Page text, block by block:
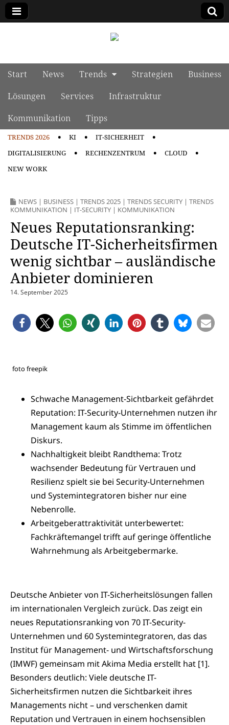
Main menu
Skip to content
Start News Trends Strategien
Business
Lösungen
Services
Infrastruktur
Kommunikation
Tipps
TRENDS 2026 KI
IT-SICHERHEIT
DIGITALISIERUNG
RECHENZENTRUM
CLOUD
NEW WORK
NEWS | BUSINESS | TRENDS 2025 | TRENDS SECURITY | TRENDS
KOMMUNIKATION | IT-SECURITY | KOMMUNIKATION
Neues Reputationsranking:
Deutsche IT-Sicherheitsfirmen
wenig sichtbar – ausländische
Anbieter dominieren
14. September 2025
foto freepik
Schwache Management-Sichtbarkeit gefährdet
Reputation: IT-Security-Unternehmen nutzen ihr
Management kaum als Stimme im öffentlichen
Diskurs.
Nachhaltigkeit bleibt Randthema: Trotz
wachsender Bedeutung für Vertrauen und
Resilienz spielt sie bei Security-Unternehmen
und Systemintegratoren bisher nur eine
Nebenrolle.
Arbeitgeberattraktivität unterbewertet:
Fachkräftemangel trifft auf geringe öffentliche
Wahrnehmung als Arbeitgebermarke.
Deutsche Anbieter von IT-Sicherheitslösungen fallen
im internationalen Vergleich zurück. Das zeigt ein
neues Reputationsranking von 70 IT-Security-
Unternehmen und 60 Systemintegratoren, das das
Institut für Management- und Wirtschaftsforschung
(IMWF) gemeinsam mit Akima Media erstellt hat [1].
Besonders deutlich: Viele deutsche IT-
Sicherheitsfirmen nutzen die Sichtbarkeit ihres
Managements nicht – und verschenken damit
Reputation und Vertrauen in einem hochsensiblen